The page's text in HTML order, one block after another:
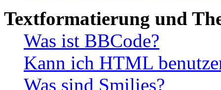
Textformatierung und
Was ist BBCode?
Kann ich HTML
Was sind Smilies?